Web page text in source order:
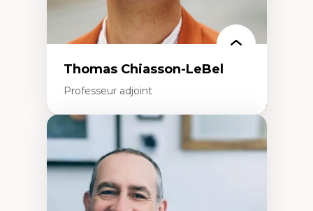
Thomas Chiasson-LeBel
Professeur adjoint
Expertises
Théories du développement
Économie politique comparée
Élites économiques
Sociologie économique
Extractivisme